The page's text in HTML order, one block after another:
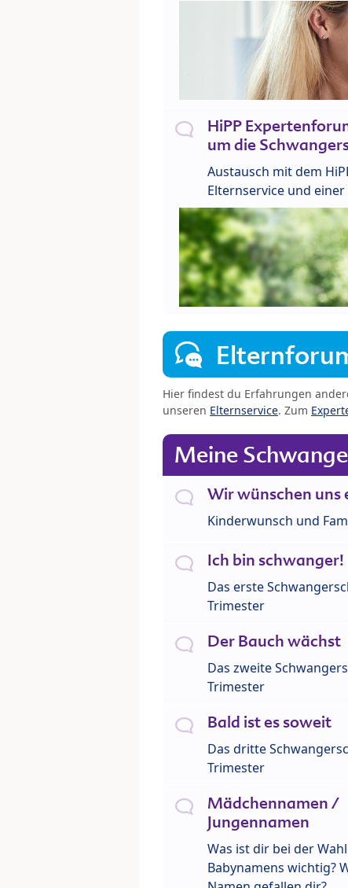
HiPP
um die
Austausch mit dem
Elternservice und
Hier findest du Erfahrungen
unseren Elternservice. Zum
Meine
Wir wünschen uns
Kinderwunsch und
Ich bin schwanger!
Das erste
Trimester
Der Bauch wächst
Das zweite
Trimester
Bald ist es soweit
Das dritte
Trimester
Mädchennamen /
Jungennamen
Was ist dir bei der
Babynamens wichtig?